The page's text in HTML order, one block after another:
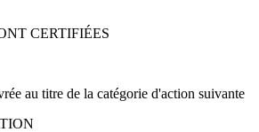
CERTIFIÉES
au titre de la catégorie d'action suivante